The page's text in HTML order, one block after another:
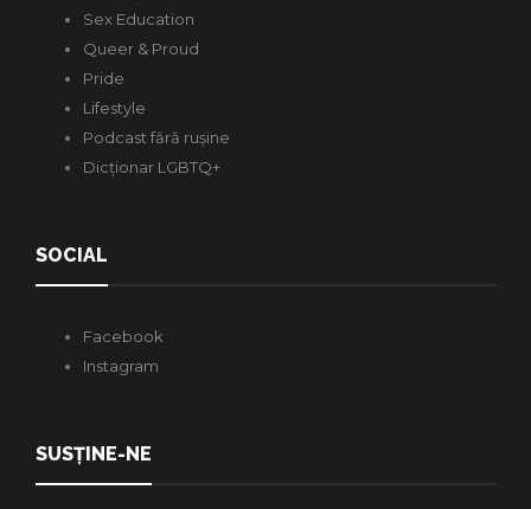
Sex Education
Queer & Proud
Pride
Lifestyle
Podcast fără rușine
Dicționar LGBTQ+
SOCIAL
Facebook
Instagram
SUSȚINE-NE